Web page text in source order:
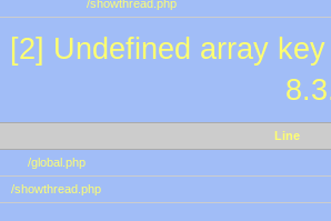
/showthread.php
[2] Undefined array
Line
/global.php
/showthread.php